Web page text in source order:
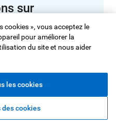
sur
au Canada
souscrire une
Canada ?
complémentaire peut
de soins de santé
de nombreux services
Les dépenses de soins
sur ordonnance, soins
cookies », vous acceptez le
pour améliorer la
du site et nous aider
les cookies
cookies